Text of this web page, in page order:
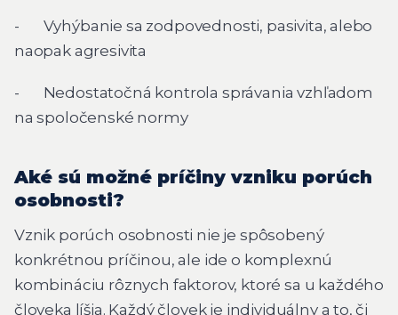
- Vyhýbanie sa zodpovednosti, pasivita, alebo
naopak agresivita
- Nedostatočná kontrola správania vzhľadom
na spoločenské normy
Aké sú možné príčiny vzniku porúch
osobnosti?
Vznik porúch osobnosti nie je spôsobený
konkrétnou príčinou, ale ide o komplexnú
kombináciu rôznych faktorov, ktoré sa u každého
človeka líšia. Každý človek je individuálny a to, či